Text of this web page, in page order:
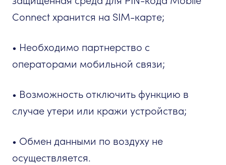
Connect хранится на SIM-карте;
• Необходимо партнерство с
операторами мобильной связи;
• Возможность отключить функцию в
случае утери или кражи устройства;
• Обмен данными по воздуху не
осуществляется.